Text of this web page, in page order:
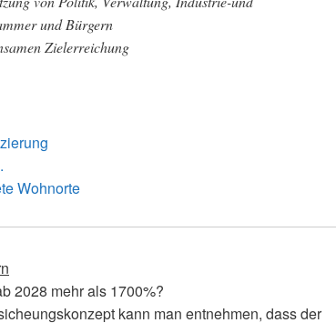
und Bürgern
Zielerreichung
Wohnorte
2028 mehr als 1700%?
kann man entnehmen, dass der